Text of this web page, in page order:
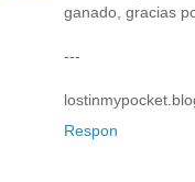
ganado, gracias
---
Respon